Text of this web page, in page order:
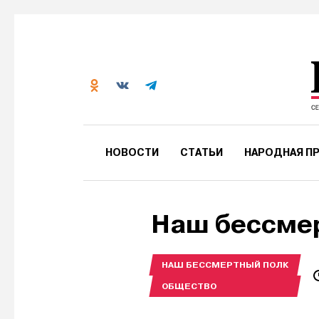
НОВОСТИ СТАТЬИ НАРОДНАЯ
Наш
НАШ БЕССМЕРТНЫЙ ПОЛК
ОБЩЕСТВО